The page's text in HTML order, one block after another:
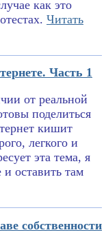
как это
Читать
Часть 1
от реальной
поделиться
кишит
легкого и
эта тема, я
оставить там
собственности